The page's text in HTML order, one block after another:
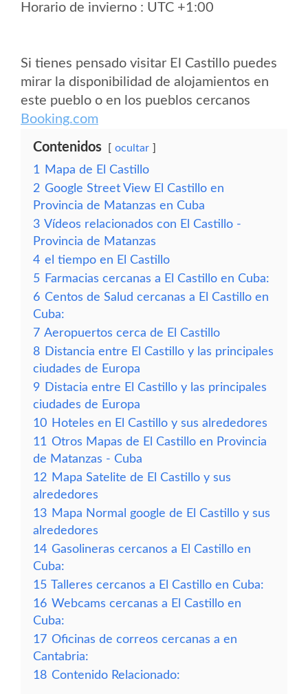
Horario de invierno : UTC +1:00
Si tienes pensado visitar El Castillo puedes
mirar la disponibilidad de alojamientos en
este pueblo o en los pueblos cercanos
Booking.com
Contenidos ocultar
1
Mapa de El Castillo
2 Google Street View El Castillo en
Provincia de Matanzas en Cuba
3 Vídeos relacionados con El Castillo -
Provincia de Matanzas
4 el tiempo en El Castillo
5 Farmacias cercanas a El Castillo en Cuba:
6 Centos de Salud cercanas a El Castillo en
Cuba:
7 Aeropuertos cerca de El Castillo
8 Distancia entre El Castillo y las principales
ciudades de Europa
9 Distacia entre El Castillo y las principales
ciudades de Europa
10 Hoteles en El Castillo y sus alrededores
11 Otros Mapas de El Castillo en Provincia
de Matanzas - Cuba
12 Mapa Satelite de El Castillo y sus
alrededores
13 Mapa Normal google de El Castillo y sus
alrededores
14 Gasolineras cercanos a El Castillo en
Cuba:
15 Talleres cercanos a El Castillo en Cuba:
16 Webcams cercanas a El Castillo en
Cuba:
17 Oficinas de correos cercanas a en
Cantabria:
18 Contenido Relacionado: